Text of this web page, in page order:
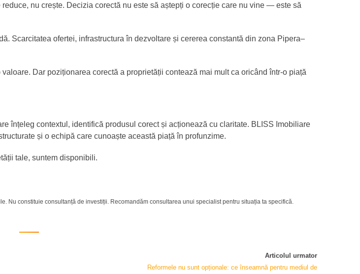
nu crește. Decizia corectă nu este să aștepți o corecție care nu vine — este să
Scarcitatea ofertei, infrastructura în dezvoltare și cererea constantă din zona Pipera–
Dar poziționarea corectă a proprietății contează mai mult ca oricând într-o piață
înțeleg contextul, identifică produsul corect și acționează cu claritate. BLISS Imobiliare
și o echipă care cunoaște această piață în profunzime.
tale, suntem disponibili.
Nu constituie consultanță de investiții. Recomandăm consultarea unui specialist pentru situația ta specifică.
Articolul urmator
Reformele nu sunt opționale: ce înseamnă pentru mediul de